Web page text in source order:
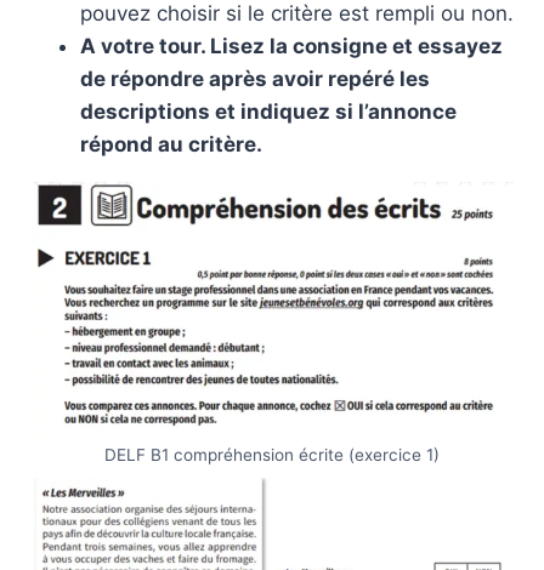
pouvez choisir si le critère est rempli ou non.
A votre tour. Lisez la consigne et essayez
de répondre après avoir repéré les
descriptions et indiquez si l’annonce
répond au critère.
DELF B1 compréhension écrite (exercice 1)